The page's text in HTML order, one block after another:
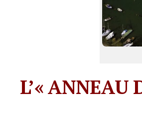
L’« ANNEAU